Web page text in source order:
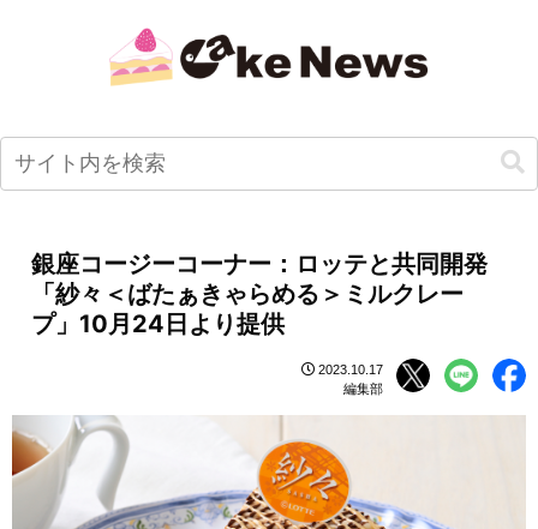
銀座コージーコーナー：ロッテと共同開発
「紗々＜ばたぁきゃらめる＞ミルクレー
プ」10月24日より提供
2023.10.17
編集部